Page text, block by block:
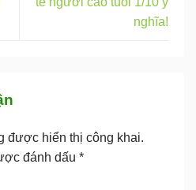
nghĩa!
được hiển thị công khai.
đánh dấu *